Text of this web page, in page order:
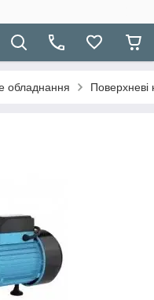
обладнання Поверхневі